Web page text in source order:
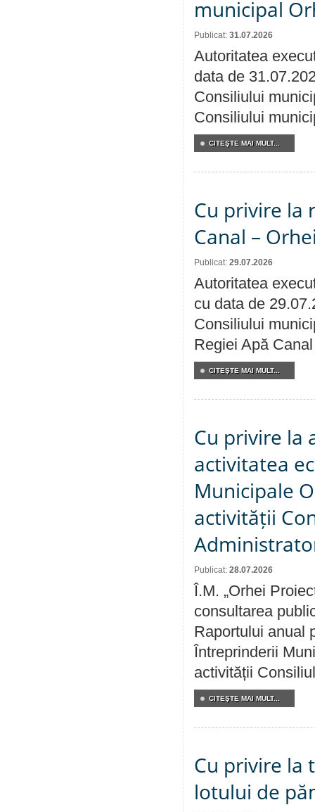
municipal
Publicat: 31.07.2026
Autoritatea
data de
Consiliului
Consiliului
CITEŞTE MAI MULT...
Cu privire la
Canal –
Publicat: 29.07.2026
Autoritatea
cu data de
Consiliului
Regiei Apă
CITEŞTE MAI MULT...
Cu privire la
activitatea
Municipale
activității
Publicat: 28.07.2026
Î.M. „Orhei
consultarea
Raportului anual
Întreprinderii
activității
CITEŞTE MAI MULT...
Cu privire la
lotului de